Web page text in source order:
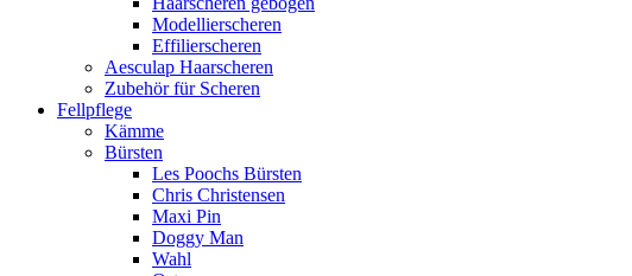
Modellierscheren
Effilierscheren
Aesculap Haarscheren
Zubehör für Scheren
Fellpflege
Kämme
Bürsten
Les Poochs Bürsten
Chris Christensen
Maxi Pin
Doggy Man
Wahl